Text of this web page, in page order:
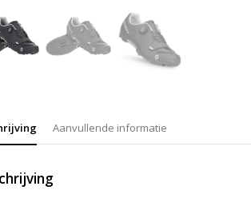
Aanvullende informatie